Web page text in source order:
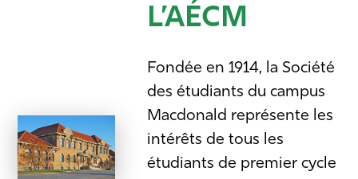
L’AÉCM
Fondée en 1914, la Société
des étudiants du campus
Macdonald représente les
intérêts de tous les
étudiants de premier cycle